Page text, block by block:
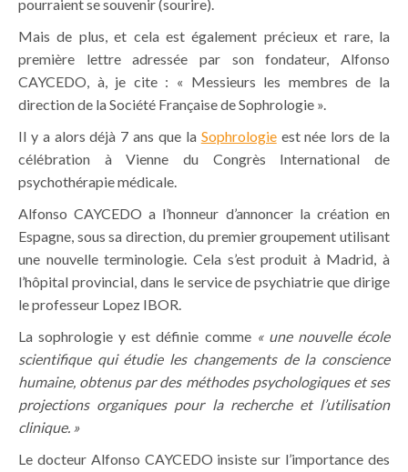
pourraient se souvenir (sourire).
Mais de plus, et cela est également précieux et rare, la
première lettre adressée par son fondateur, Alfonso
CAYCEDO, à, je cite : « Messieurs les membres de la
direction de la Société Française de Sophrologie ».
Il y a alors déjà 7 ans que la Sophrologieest née lors de la
célébration à Vienne du Congrès International de
psychothérapie médicale.
Alfonso CAYCEDO a l’honneur d’annoncer la création en
Espagne, sous sa direction, du premier groupement utilisant
une nouvelle terminologie. Cela s’est produit à Madrid, à
l’hôpital provincial, dans le service de psychiatrie que dirige
le professeur Lopez IBOR.
La sophrologie y est définie comme « une nouvelle école
scientifique qui étudie les changements de la conscience
humaine, obtenus par des méthodes psychologiques et ses
projections organiques pour la recherche et l’utilisation
clinique. »
Le docteur Alfonso CAYCEDO insiste sur l’importance des